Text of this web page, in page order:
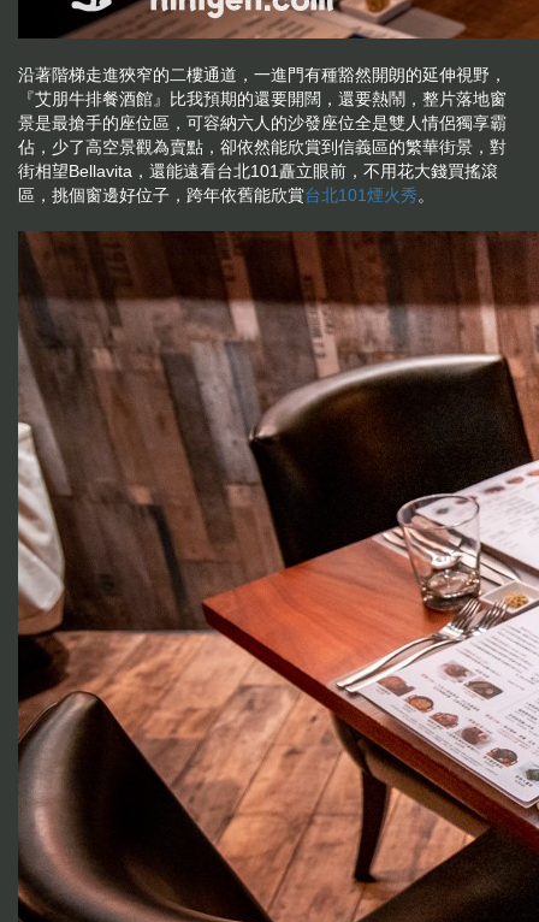
沿著階梯走進狹窄的二樓通道，一進門有種豁然開朗的延伸視野，
『艾朋牛排餐酒館』比我預期的還要開闊，還要熱鬧，整片落地窗
景是最搶手的座位區，可容納六人的沙發座位全是雙人情侶獨享霸
佔，少了高空景觀為賣點，卻依然能欣賞到信義區的繁華街景，對
街相望Bellavita，還能遠看台北101矗立眼前，不用花大錢買搖滾
區，挑個窗邊好位子，跨年依舊能欣賞台北101煙火秀。